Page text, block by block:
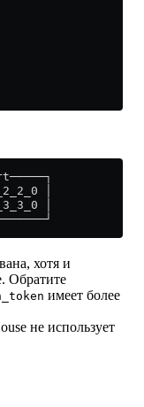
│
│
хотя и
Обратите
имеет более
не использует